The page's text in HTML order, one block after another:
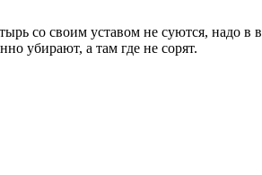
со своим уставом не суются, надо в
убирают, а там где не сорят.